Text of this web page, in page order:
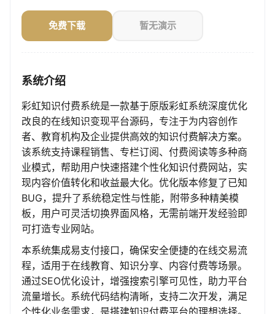
免费下载 暂无演示
系统介绍
彩虹知识付费系统是一款基于原版彩虹系统深度优化
改良的在线知识变现平台源码，专注于为内容创作
者、教育机构及企业提供高效的知识付费解决方案。
该系统支持课程销售、专栏订阅、付费阅读等多种商
业模式，帮助用户快速搭建个性化知识付费网站，实
现内容价值转化和收益最大化。优化版本修复了已知
BUG，提升了系统稳定性与性能，附带多种精美模
板，用户可灵活切换界面风格，无需前端开发经验即
可打造专业网站。
本系统集成易支付接口，确保安全便捷的在线交易流
程，适用于在线教育、知识分享、内容付费等场景。
通过SEO优化设计，增强搜索引擎可见性，助力平台
流量增长。系统代码结构清晰，支持二次开发，满足